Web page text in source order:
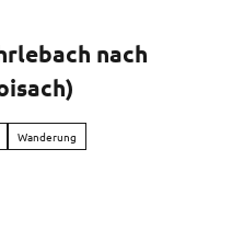
nach
Wanderung